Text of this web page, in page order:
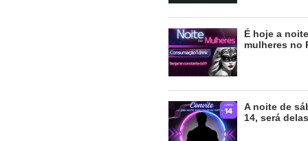
É hoje a
mulheres no
A noite de
14, será